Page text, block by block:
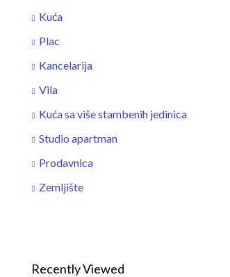
Kuća
Plac
Kancelarija
Vila
Kuća sa više stambenih jedinica
Studio apartman
Prodavnica
Zemljište
Recently Viewed